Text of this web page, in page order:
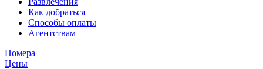
Как добраться
Способы оплаты
Агентствам
Номера
Цены